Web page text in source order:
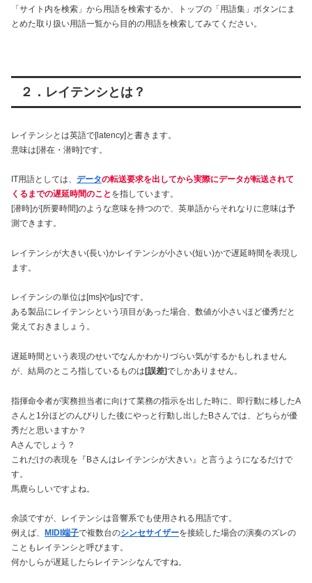
「サイト内を検索」から用語を検索するか、トップの「用語集」ボタンにま
とめた取り扱い用語一覧から目的の用語を検索してみてください。
２．レイテンシとは？
レイテンシとは英語で[latency]と書きます。
意味は[潜在・潜時]です。
IT用語としては、 データの転送要求を出してから実際にデータが転送されて
くるまでの遅延時間のこと を指しています。
[潜時]が[所要時間]のような意味を持つので、英単語からそれなりに意味は予
測できます。
レイテンシが大きい(長い)かレイテンシが小さい(短い)かで遅延時間を表現し
ます。
レイテンシの単位は[ms]や[μs]です。
ある製品にレイテンシという項目があった場合、数値が小さいほど優秀だと
覚えておきましょう。
遅延時間という表現のせいでなんかわかりづらい気がするかもしれません
が、結局のところ指しているものは [誤差]でしかありません。
指揮命令者が実務担当者に向けて業務の指示を出した時に、即行動に移したA
さんと1分ほどのんびりした後にやっと行動し出したBさんでは、どちらが優
秀だと思いますか？
Aさんでしょう？
これだけの表現を『Bさんはレイテンシが大きい』と言うようになるだけで
す。
馬鹿らしいですよね。
余談ですが、レイテンシは音響系でも使用される用語です。
例えば、
MIDI端子で複数台のシンセサイザーを接続した場合の演奏のズレの
こともレイテンシと呼びます。
何かしらが遅延したらレイテンシなんですね。